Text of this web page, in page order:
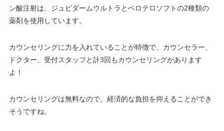
ン酸注射は、ジュビダームウルトラとベロテロソフトの2種類の
薬剤を使用しています。
カウンセリングに力を入れていることが特徴で、カウンセラー、
ドクター、受付スタッフと計3回もカウンセリングがあります
よ！
カウンセリングは無料なので、経済的な負担を抑えることができ
そうですね。